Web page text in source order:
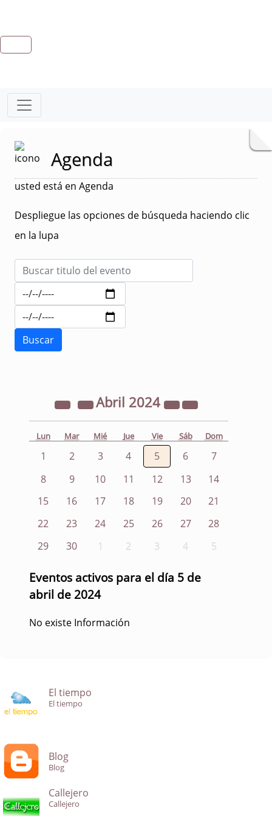
Agenda
usted está en Agenda
Despliegue las opciones de búsqueda haciendo clic
en la lupa
Abril 2024
Lun Mar Mié Jue Vie Sáb Dom
1 2 3 4 5 6
7
8
9 10 11 12 13
14
15
16 17 18 19 20
21
22
23 24 25 26 27
28
29
30 1 2 3 4 5
Eventos activos para el día 5 de
abril de 2024
No existe Información
El tiempo
El tiempo
Blog
Blog
Callejero
Callejero